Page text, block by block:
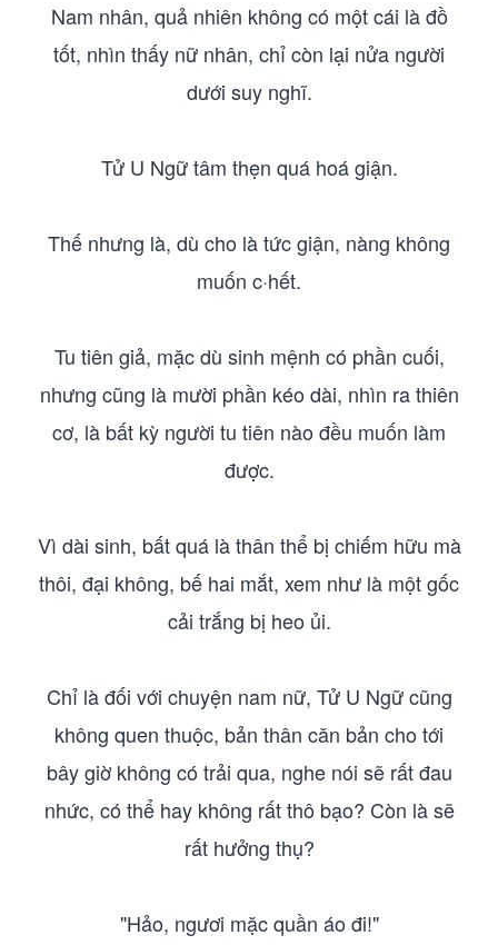
Nam nhân, quả nhiên không có một cái là đồ
tốt, nhìn thấy nữ nhân, chỉ còn lại nửa người
dưới suy nghĩ.
Tử U Ngữ tâm thẹn quá hoá giận.
Thế nhưng là, dù cho là tức giận, nàng không
muốn c·hết.
Tu tiên giả, mặc dù sinh mệnh có phần cuối,
nhưng cũng là mười phần kéo dài, nhìn ra thiên
cơ, là bất kỳ người tu tiên nào đều muốn làm
được.
Vì dài sinh, bất quá là thân thể bị chiếm hữu mà
thôi, đại không, bế hai mắt, xem như là một gốc
cải trắng bị heo ủi.
Chỉ là đối với chuyện nam nữ, Tử U Ngữ cũng
không quen thuộc, bản thân căn bản cho tới
bây giờ không có trải qua, nghe nói sẽ rất đau
nhức, có thể hay không rất thô bạo? Còn là sẽ
rất hưởng thụ?
"Hảo, ngươi mặc quần áo đi!"